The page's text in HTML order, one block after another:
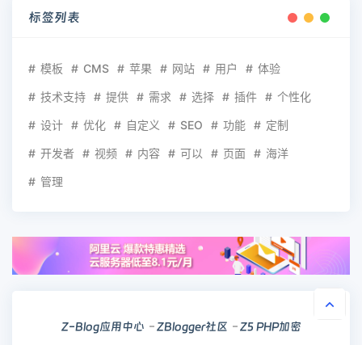
标签列表
模板 CMS 苹果 网站 用户 体验
技术支持 提供 需求 选择 插件 个性化
设计 优化 自定义 SEO 功能 定制
开发者 视频 内容 可以 页面 海洋
管理
Z-Blog应用中心 ZBlogger社区 Z5 PHP加密